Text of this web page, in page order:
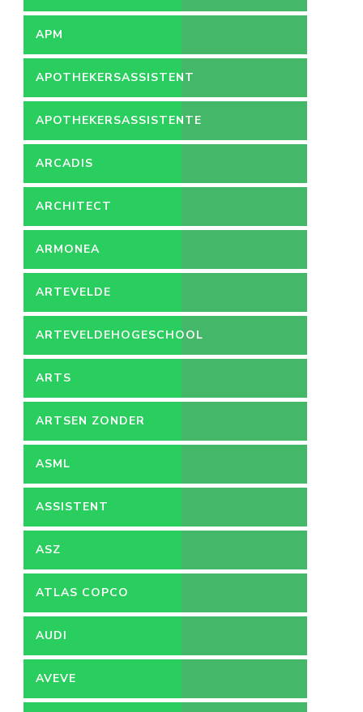
APM
APOTHEKERSASSISTENT
APOTHEKERSASSISTENTE
ARCADIS
ARCHITECT
ARMONEA
ARTEVELDE
ARTEVELDEHOGESCHOOL
ARTS
ARTSEN ZONDER
GRENZEN
ASML
ASSISTENT
ACCOUNTANT
ASZ
ATLAS COPCO
AUDI
AVEVE